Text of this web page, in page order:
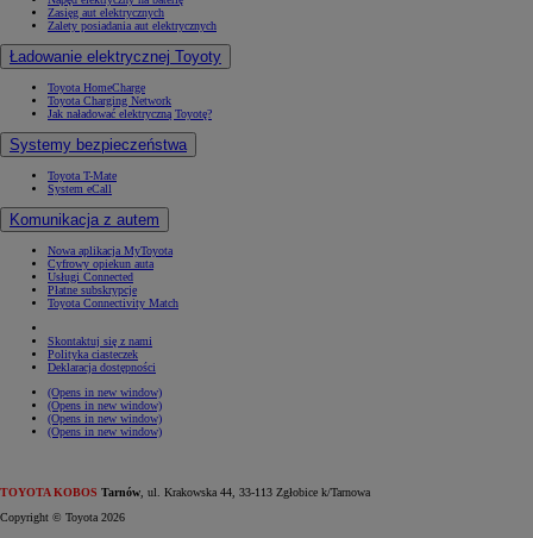
Zasięg aut elektrycznych
Zalety posiadania aut elektrycznych
Ładowanie elektrycznej Toyoty
Toyota HomeCharge
Toyota Charging Network
Jak naładować elektryczną Toyotę?
Systemy bezpieczeństwa
Toyota T-Mate
System eCall
Komunikacja z autem
Nowa aplikacja MyToyota
Cyfrowy opiekun auta
Usługi Connected
Płatne subskrypcje
Toyota Connectivity Match
Skontaktuj się z nami
Polityka ciasteczek
Deklaracja dostępności
(Opens in new window)
(Opens in new window)
(Opens in new window)
(Opens in new window)
TOYOTA KOBOS Tarnów , ul. Krakowska 44, 33-113 Zgłobice k/Tarnowa
Copyright © Toyota 2026